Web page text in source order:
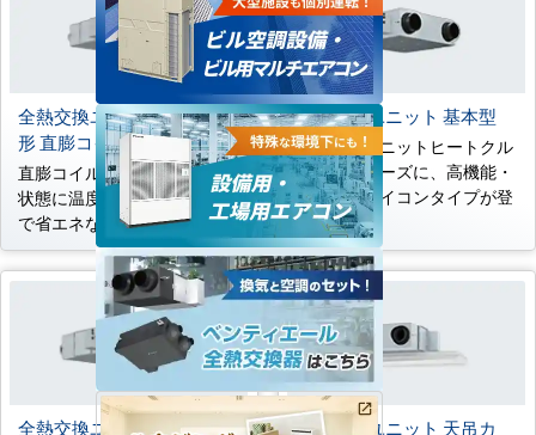
全熱交換ユニット 天井埋込
形 直膨コイル付
直膨コイルで室内空気に近い
状態に温度処理するため快適
で省エネな換気が可能
全熱交換ユニット 基本型
全熱交換ユニットヒートクル
エアーシリーズに、高機能・
高品質なマイコンタイプが登
場
全熱交換ユニット 加湿付
全熱交換ユニット 天吊カ